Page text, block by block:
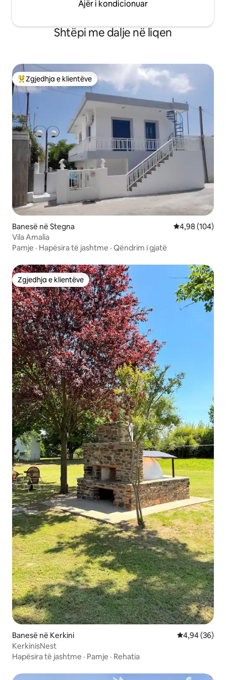
Ajër i kondicionuar
Shtëpi me dalje në liqen
Më të mirat e zgjedhjeve të klientëve
Zgjedhja e klientëve
Banesë në Stegna Vlerësimi
4,98 (104)
Vila Amalia
Pamje · Hapësira të jashtme · Qëndrim i gjatë
Zgjedhja e klientëve
Zgjedhja e klientëve
Banesë në Kerkini Vlerësimi
4,94 (36)
KerkinisNest
Hapësira të jashtme · Pamje · Rehatia